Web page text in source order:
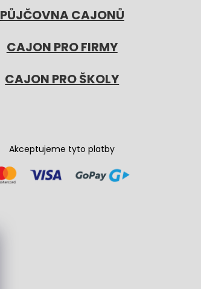
PŮJČOVNA CAJONŮ
CAJON PRO FIRMY
CAJON PRO ŠKOLY
Akceptujeme tyto platby